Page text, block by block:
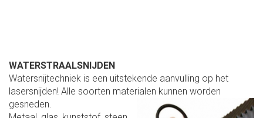
WATERSTRAALSNIJDEN
Watersnijtechniek is een uitstekende aanvulling op het
lasersnijden! Alle soorten materialen kunnen worden
gesneden.